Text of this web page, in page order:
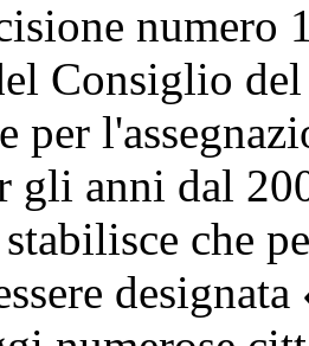
numero
Consiglio
per
gli anni dal
che